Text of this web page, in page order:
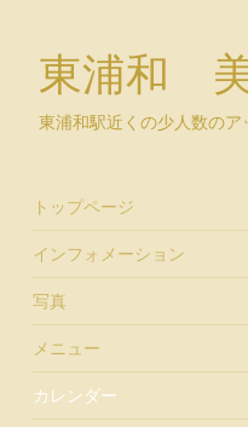
東浦和
東浦和駅近くの少人数の
トップページ
インフォメーション
写真
メニュー
カレンダー